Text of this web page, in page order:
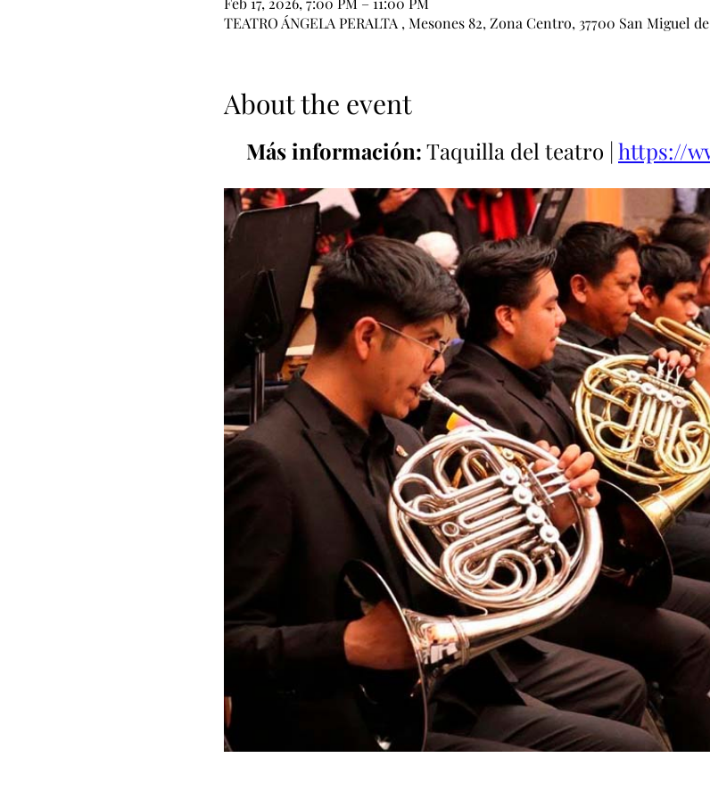
TEATRO ÁNGELA PERALTA , Mesones 82, Zona Centro, 37700 San Miguel
About the event
Más información: Taquilla del teatro | https://